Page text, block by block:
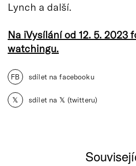
Lynch a další.
Na iVysílání od 12. 5. 2023
watchingu.
FB sdílet na facebooku
𝕏 sdílet na 𝕏 (twitteru)